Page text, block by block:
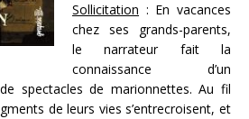
Sollicitation : En vacances
chez ses grands-parents,
le narrateur fait la
connaissance d’un
spectacles de marionnettes. Au fil
de leurs vies s’entrecroisent, et